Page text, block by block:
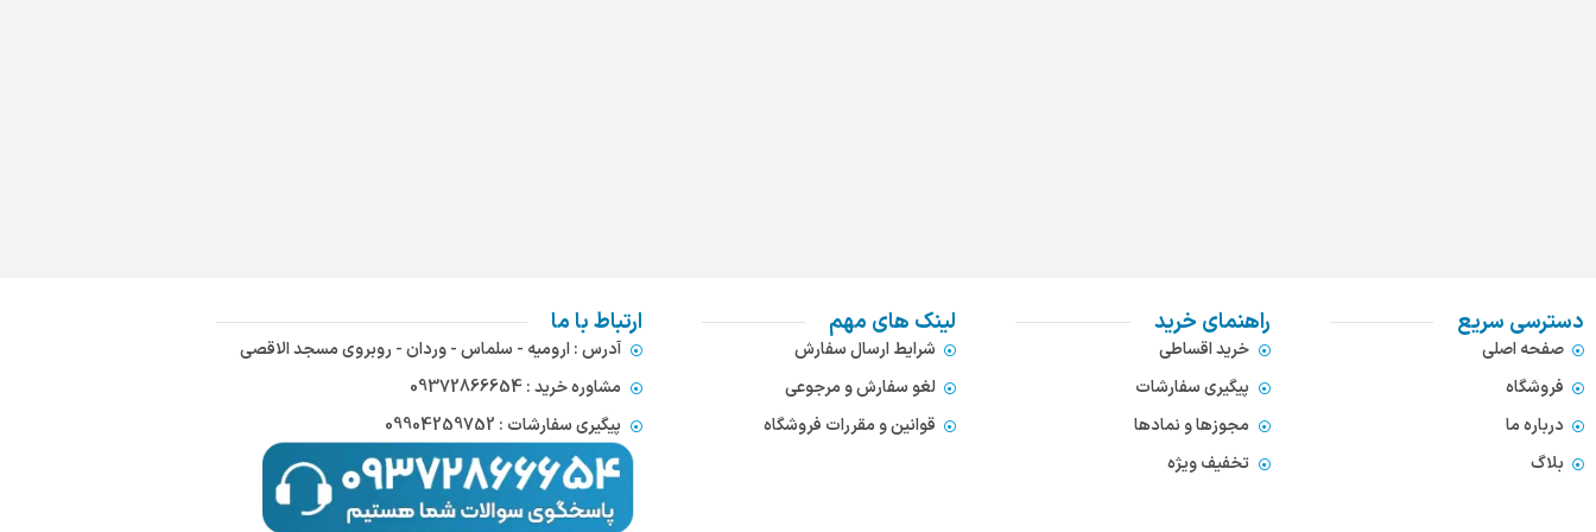
دسترسی سریع
صفحه اصلی
فروشگاه
درباره ما
بلاگ
راهنمای خرید
خرید اقساطی
پیگیری سفارشات
مجوزها و نمادها
تخفیف ویژه
لینک های مهم
شرایط ارسال سفارش
لغو سفارش و مرجوعی
قوانین و مقررات فروشگاه
ارتباط با ما
آدرس : ارومیه - سلماس - وردان - روبروی مسجد الاقصی
مشاوره خرید : 09372866654
پیگیری سفارشات : 09904259752